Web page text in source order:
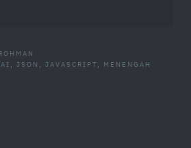
, JSON , JAVASCRIPT, MENENGAH